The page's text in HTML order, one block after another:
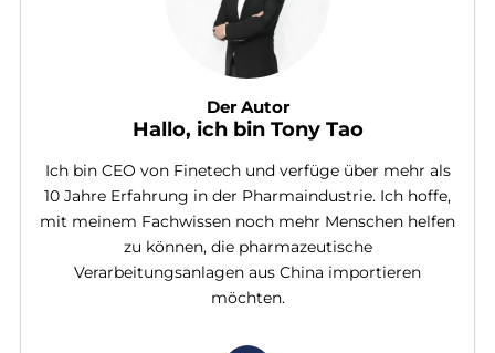
Der Autor
Hallo, ich bin Tony Tao
Ich bin CEO von Finetech und verfüge über mehr als
10 Jahre Erfahrung in der Pharmaindustrie. Ich hoffe,
mit meinem Fachwissen noch mehr Menschen helfen
zu können, die pharmazeutische
Verarbeitungsanlagen aus China importieren
möchten.